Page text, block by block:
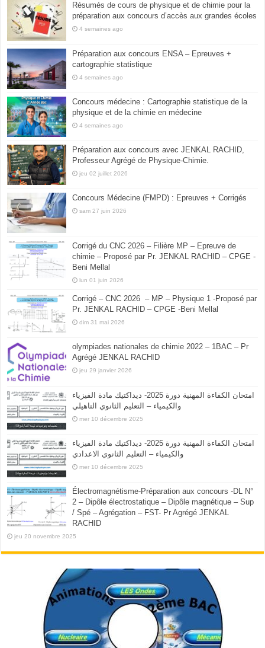
Résumés de cours de physique et de chimie pour la
préparation aux concours d’accès aux grandes écoles
4 semaines ago
Préparation aux concours ENSA – Epreuves +
cartographie statistique
4 semaines ago
Concours médecine : Cartographie statistique de la
physique et de la chimie en médecine
4 semaines ago
Préparation aux concours avec JENKAL RACHID,
Professeur Agrégé de Physique-Chimie.
jeu 02 juillet 2026
Concours Médecine (FMPD) : Epreuves + Corrigés
sam 27 juin 2026
Corrigé du CNC 2026 – Filière MP – Epreuve de
chimie – Proposé par Pr. JENKAL RACHID – CPGE -
Beni Mellal
lun 01 juin 2026
Corrigé – CNC 2026 – MP – Physique 1 -Proposé par
Pr. JENKAL RACHID – CPGE -Beni Mellal
dim 31 mai 2026
olympiades nationales de chimie 2022 – 1BAC – Pr
Agrégé JENKAL RACHID
jeu 29 janvier 2026
امتحان الكفاءة المهنية دورة 2025- ديداكتيك مادة الفيزياء
والكيمياء – التعليم الثانوي التاهيلي
mer 10 décembre 2025
امتحان الكفاءة المهنية دورة 2025- ديداكتيك مادة الفيزياء
والكيمياء – التعليم الثانوي الاعدادي
mer 10 décembre 2025
Électromagnétisme-Préparation aux concours -DL N°
2 – Dipôle électrostatique – Dipôle magnétique – Sup
/ Spé – Agrégation – FST- Pr Agrégé JENKAL
RACHID
jeu 20 novembre 2025